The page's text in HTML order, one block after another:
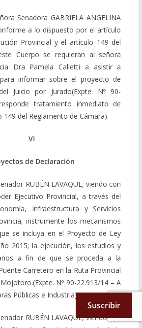
GABRIELA ANGELINA
a lo dispuesto por el artículo
Provincial y el artículo 149 del
Cuerpo se requieran al señora
Dra Pamela Calletti a asistir a
informar sobre el proyecto de
Juicio por Jurado(Expte. Nº 90-
tratamiento inmediato de
149 del Reglamento de Cámara).
VI
de Declaración
RUBÉN LAVAQUE, viendo con
Ejecutivo Provincial, a través del
Infraestructura y Servicios
instrumente los mecanismos
se incluya en el Proyecto de Ley
2015; la ejecución, los estudios y
a fin de que se proceda a la
Carretero en la Ruta Provincial
Nº 90-22.913/14 – A
Públicas e Industria).
RUBÉN LAVAQUE, viendo con
Suscribir